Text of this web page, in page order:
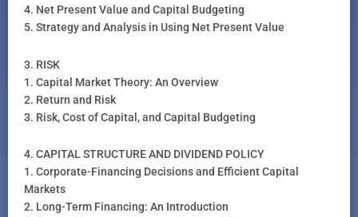
4. Net Present Value and Capital Budgeting
5. Strategy and Analysis in Using Net Present Value
3. RISK
1. Capital Market Theory: An Overview
2. Return and Risk
3. Risk, Cost of Capital, and Capital Budgeting
4. CAPITAL STRUCTURE AND DIVIDEND POLICY
1. Corporate-Financing Decisions and Efficient Capital
Markets
2. Long-Term Financing: An Introduction